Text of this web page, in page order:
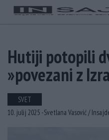
Hutiji potopili
»povezani z
SVET
10. julij 2025 -Svetlana Vasović /